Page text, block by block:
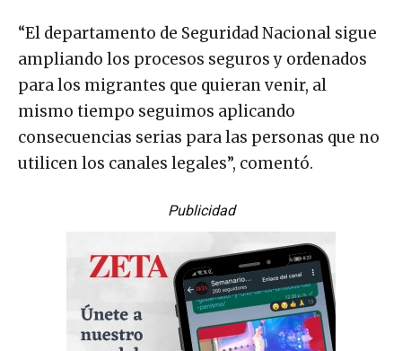
“El departamento de Seguridad Nacional sigue
ampliando los procesos seguros y ordenados
para los migrantes que quieran venir, al
mismo tiempo seguimos aplicando
consecuencias serias para las personas que no
utilicen los canales legales”, comentó.
Publicidad